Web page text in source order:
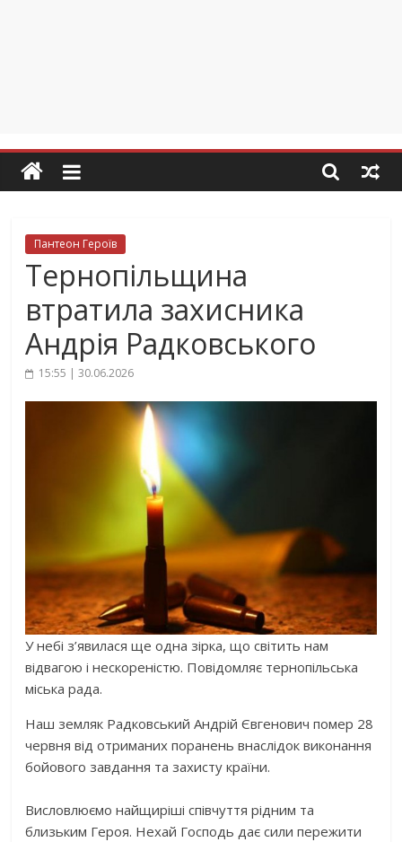
Пантеон Героїв
Тернопільщина
втратила захисника
Андрія Радковського
15:55 | 30.06.2026
У небі з’явилася ще одна зірка, що світить нам
відвагою і нескореністю. Повідомляє тернопільська
міська рада.
Наш земляк Радковський Андрій Євгенович помер 28
червня від отриманих поранень внаслідок виконання
бойового завдання та захисту країни.
Висловлюємо найщиріші співчуття рідним та
близьким Героя. Нехай Господь дає сили пережити